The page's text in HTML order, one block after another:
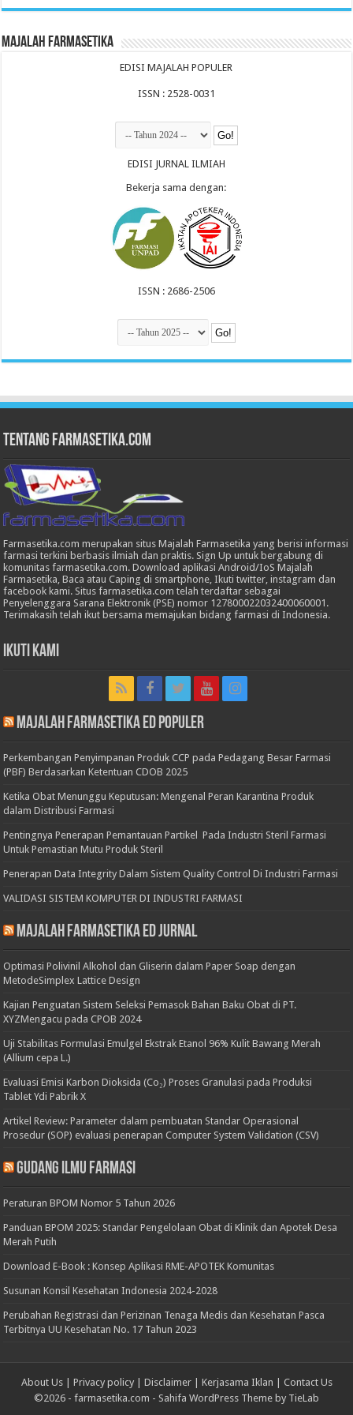
Majalah Farmasetika
EDISI MAJALAH POPULER
ISSN : 2528-0031
EDISI JURNAL ILMIAH
Bekerja sama dengan:
ISSN : 2686-2506
Tentang Farmasetika.com
Farmasetika.com merupakan situs Majalah Farmasetika yang berisi informasi
farmasi terkini berbasis ilmiah dan praktis. Sign Up untuk bergabung di
komunitas farmasetika.com. Download aplikasi Android/IoS Majalah
Farmasetika, Baca atau Caping di smartphone, Ikuti twitter, instagram dan
facebook kami. Situs farmasetika.com telah terdaftar sebagai
Penyelenggara Sarana Elektronik (PSE) nomor 127800022032400060001.
Terimakasih telah ikut bersama memajukan bidang farmasi di Indonesia.
Ikuti Kami
Majalah Farmasetika Ed Populer
Perkembangan Penyimpanan Produk CCP pada Pedagang Besar Farmasi
(PBF) Berdasarkan Ketentuan CDOB 2025
Ketika Obat Menunggu Keputusan: Mengenal Peran Karantina Produk
dalam Distribusi Farmasi
Pentingnya Penerapan Pemantauan Partikel Pada Industri Steril Farmasi
Untuk Pemastian Mutu Produk Steril
Penerapan Data Integrity Dalam Sistem Quality Control Di Industri Farmasi
VALIDASI SISTEM KOMPUTER DI INDUSTRI FARMASI
Majalah Farmasetika Ed Jurnal
Optimasi Polivinil Alkohol dan Gliserin dalam Paper Soap dengan
MetodeSimplex Lattice Design
Kajian Penguatan Sistem Seleksi Pemasok Bahan Baku Obat di PT.
XYZMengacu pada CPOB 2024
Uji Stabilitas Formulasi Emulgel Ekstrak Etanol 96% Kulit Bawang Merah
(Allium cepa L.)
Evaluasi Emisi Karbon Dioksida (Co₂) Proses Granulasi pada Produksi
Tablet Ydi Pabrik X
Artikel Review: Parameter dalam pembuatan Standar Operasional
Prosedur (SOP) evaluasi penerapan Computer System Validation (CSV)
Gudang Ilmu Farmasi
Peraturan BPOM Nomor 5 Tahun 2026
Panduan BPOM 2025: Standar Pengelolaan Obat di Klinik dan Apotek Desa
Merah Putih
Download E-Book : Konsep Aplikasi RME-APOTEK Komunitas
Susunan Konsil Kesehatan Indonesia 2024-2028
Perubahan Registrasi dan Perizinan Tenaga Medis dan Kesehatan Pasca
Terbitnya UU Kesehatan No. 17 Tahun 2023
About Us| Privacy policy| Disclaimer| Kerjasama Iklan | Contact Us
©2026 - farmasetika.com - Sahifa WordPress Theme by TieLab